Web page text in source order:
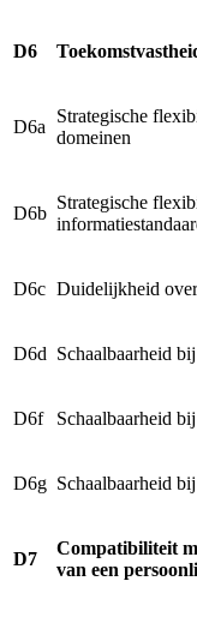
D6
D6a
Strategische
domeinen
D6b
Strategische
D6c Duidelijkheid
D6d Schaalbaarheid
D6f Schaalbaarheid
D6g Schaalbaarheid
D7
Compatibiliteit
van een